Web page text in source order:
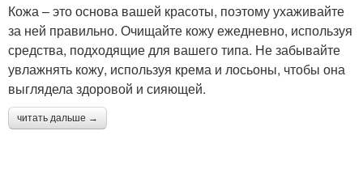
Кожа – это основа вашей красоты, поэтому ухаживайте
за ней правильно. Очищайте кожу ежедневно, используя
средства, подходящие для вашего типа. Не забывайте
увлажнять кожу, используя крема и лосьоны, чтобы она
выглядела здоровой и сияющей.
читать дальше →